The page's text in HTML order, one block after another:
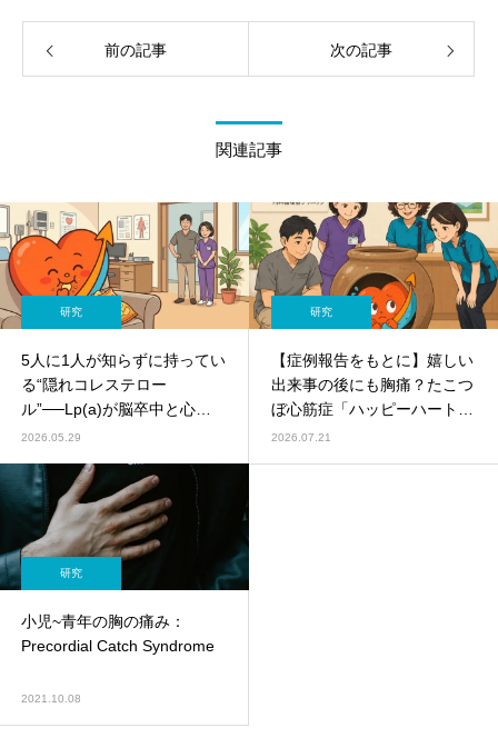
前の記事 次の記事
関連記事
研究
5人に1人が知らずに持ってい
る“隠れコレステロー
ル”──Lp(a)が脳卒中と心血
管死を増やす、NIH 2万人解
2026.05.29
研究
【症例報告をもとに】嬉しい
出来事の後にも胸痛？たこつ
ぼ心筋症「ハッピーハート症
候群」を解説
2026.07.21
研究
小児~青年の胸の痛み：
Precordial Catch Syndrome
2021.10.08